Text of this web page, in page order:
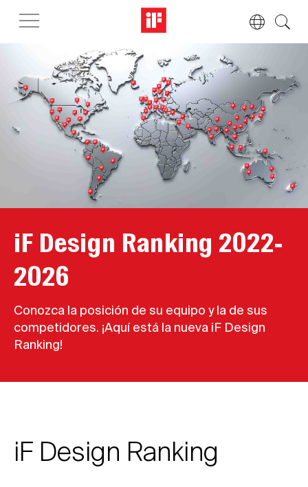
iF Design Ranking 2022-
2026
Conozca la posición de su equipo y la de sus
competidores. ¡Aquí está la nueva iF Design
Ranking!
iF Design Ranking